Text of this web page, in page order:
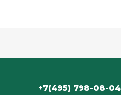
+7(495) 798-08-04